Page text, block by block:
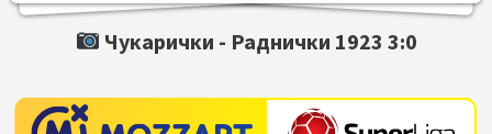
Чукарички - Раднички 1923 3:0